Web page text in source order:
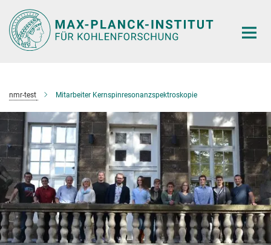
Hauptinhalt
nmr-test Mitarbeiter Kernspinresonanzspektroskopie